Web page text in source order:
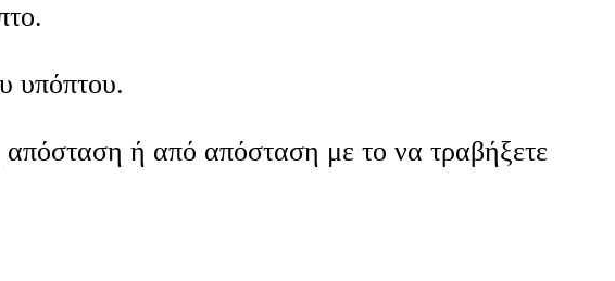
υπόπτου.
απόσταση ή από απόσταση με το να τραβήξετε